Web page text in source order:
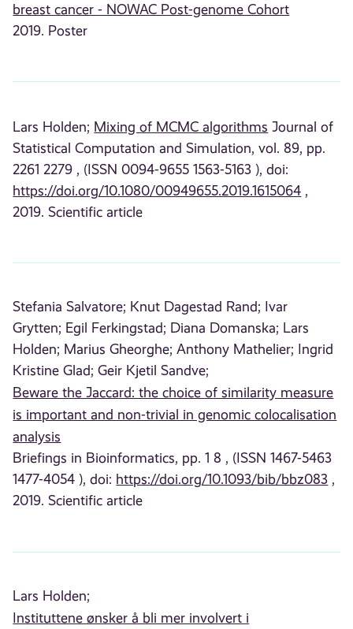
breast cancer - NOWAC Post-genome Cohort
2019. Poster
Lars Holden; Mixing of MCMC algorithms Journal of
Statistical Computation and Simulation, vol. 89, pp.
2261 2279 , (ISSN 0094-9655 1563-5163 ), doi:
https://doi.org/10.1080/00949655.2019.1615064 ,
2019. Scientific article
Stefania Salvatore; Knut Dagestad Rand; Ivar
Grytten; Egil Ferkingstad; Diana Domanska; Lars
Holden; Marius Gheorghe; Anthony Mathelier; Ingrid
Kristine Glad; Geir Kjetil Sandve;
Beware the Jaccard: the choice of similarity measure
is important and non-trivial in genomic colocalisation
analysis
Briefings in Bioinformatics, pp. 1 8 , (ISSN 1467-5463
1477-4054 ), doi: https://doi.org/10.1093/bib/bbz083 ,
2019. Scientific article
Lars Holden;
Instituttene ønsker å bli mer involvert i